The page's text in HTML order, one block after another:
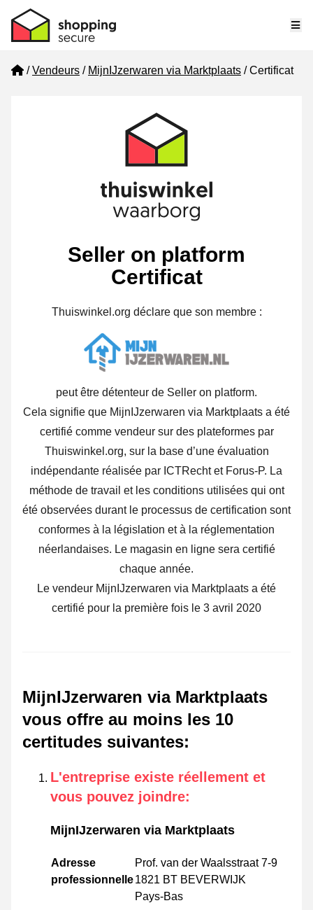
Home
Vendeurs MijnIJzerwaren via Marktplaats Certificat
Seller on platform
Certificat
Thuiswinkel.org déclare que son membre :
peut être détenteur de Seller on platform.
Cela signifie que MijnIJzerwaren via Marktplaats a été
certifié comme vendeur sur des plateformes par
Thuiswinkel.org, sur la base d’une évaluation
indépendante réalisée par ICTRecht et Forus-P. La
méthode de travail et les conditions utilisées qui ont
été observées durant le processus de certification sont
conformes à la législation et à la réglementation
néerlandaises. Le magasin en ligne sera certifié
chaque année.
Le vendeur MijnIJzerwaren via Marktplaats a été
certifié pour la première fois le 3 avril 2020
MijnIJzerwaren via Marktplaats
vous offre au moins les 10
certitudes suivantes:
L'entreprise existe réellement et
vous pouvez joindre:
MijnIJzerwaren via Marktplaats
Adresse
professionnelle
Prof. van der Waalsstraat 7-9
1821 BT BEVERWIJK
Pays-Bas